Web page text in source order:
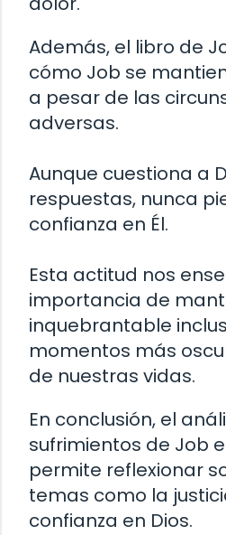
Además, el libro de
cómo Job se
a pesar de las
adversas.
Aunque cuestiona a
respuestas, nunca
confianza en Él.
Esta actitud nos
importancia de
inquebrantable
momentos más
de nuestras vidas.
En conclusión, el
sufrimientos de Job
permite reflexionar
temas como la
confianza en Dios.